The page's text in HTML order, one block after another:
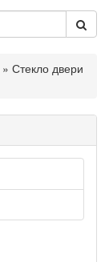
» Стекло двери